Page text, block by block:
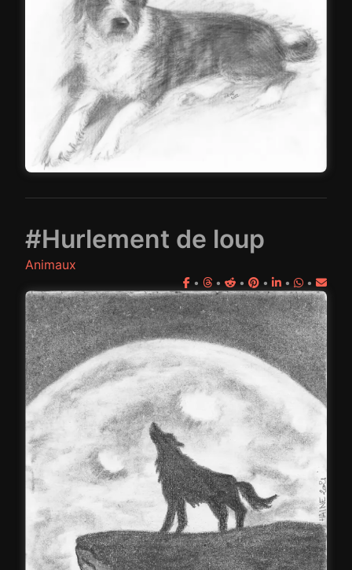
#Hurlement de loup
Animaux
• • • • • •